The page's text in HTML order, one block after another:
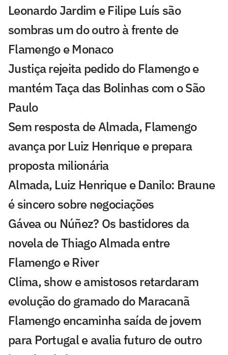
Leonardo Jardim e Filipe Luís são
sombras um do outro à frente de
Flamengo e Monaco
Justiça rejeita pedido do Flamengo e
mantém Taça das Bolinhas com o São
Paulo
Sem resposta de Almada, Flamengo
avança por Luiz Henrique e prepara
proposta milionária
Almada, Luiz Henrique e Danilo: Braune
é sincero sobre negociações
Gávea ou Núñez? Os bastidores da
novela de Thiago Almada entre
Flamengo e River
Clima, show e amistosos retardaram
evolução do gramado do Maracanã
Flamengo encaminha saída de jovem
para Portugal e avalia futuro de outro